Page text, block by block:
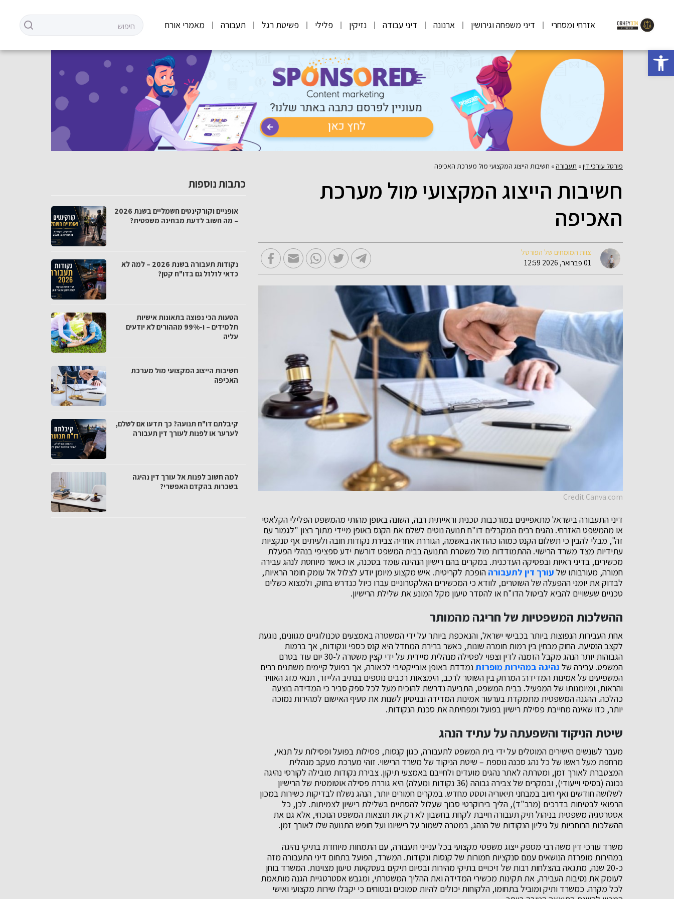
פתח סרגל נגישות
אזרחי ומסחרי דיני משפחה וגירושין ארנונה דיני עבודה נזיקין פלילי פשיטת רגל תעבורה מאמרי אורח
פורטל עורכי דין» תעבורה» חשיבות הייצוג המקצועי מול מערכת האכיפה
חשיבות הייצוג המקצועי מול מערכת
האכיפה
צוות המומחים של הפורטל
01 פברואר, 2026 12:59
Credit Canva.com
דיני התעבורה בישראל מתאפיינים במורכבות טכנית וראייתית רבה, השונה באופן מהותי מהמשפט הפלילי הקלאסי
או מהמשפט האזרחי. נהגים רבים המקבלים דו"ח תנועה נוטים לשלם את הקנס באופן מיידי מתוך רצון "לגמור עם
זה", מבלי להבין כי תשלום הקנס כמוהו כהודאה באשמה, הגוררת אחריה צבירת נקודות חובה ולעיתים אף סנקציות
עתידיות מצד משרד הרישוי. ההתמודדות מול משטרת התנועה בבית המשפט דורשת ידע ספציפי בנהלי הפעלת
מכשירים, בדיני ראיות ובפסיקה העדכנית. במקרים בהם רישיון הנהיגה עומד בסכנה, או כאשר מיוחסת לנהג עבירה
חמורה, מעורבותו של עורך דין לתעבורה הופכת לקריטית. איש מקצוע מיומן יודע לצלול אל עומק חומר הראיות,
לבדוק את יומני ההפעלה של השוטרים, לוודא כי המכשירים האלקטרוניים עברו כיול כנדרש בחוק, ולמצוא כשלים
טכניים שעשויים להביא לביטול הדו"ח או להסדר טיעון מקל המונע את שלילת הרישיון.
ההשלכות המשפטיות של חריגה מהמותר
אחת העבירות הנפוצות ביותר בכבישי ישראל, והנאכפת ביותר על ידי המשטרה באמצעים טכנולוגיים מגוונים, נוגעת
לקצב הנסיעה. החוק מבחין בין רמות חומרה שונות, כאשר ברירת המחדל היא קנס כספי ונקודות, אך ברמות
הגבוהות יותר הנהג מקבל הזמנה לדין וצפוי לפסילה מנהלית מיידית על ידי קצין משטרה ל-30 יום עוד בטרם
המשפט. עבירה של נהיגה במהירות מופרזת נמדדת באופן אובייקטיבי לכאורה, אך בפועל קיימים משתנים רבים
המשפיעים על אמינות המדידה: המרחק בין השוטר לרכב, הימצאות רכבים נוספים בנתיב הלייזר, תנאי מזג האוויר
והראות, ומיומנותו של המפעיל. בבית המשפט, התביעה נדרשת להוכיח מעל לכל ספק סביר כי המדידה בוצעה
כהלכה. ההגנה המשפטית מתמקדת בערעור אמינות המדידה ובניסיון לשנות את סעיף האישום למהירות נמוכה
יותר, כזו שאינה מחייבת פסילת רישיון בפועל ומפחיתה את סכנת הנקודות.
שיטת הניקוד והשפעתה על עתיד הנהג
מעבר לעונשים הישירים המוטלים על ידי בית המשפט לתעבורה, כגון קנסות, פסילות בפועל ופסילות על תנאי,
מרחפת מעל ראשו של כל נהג סכנה נוספת – שיטת הניקוד של משרד הרישוי. זוהי מערכת מעקב מנהלית
המצטברת לאורך זמן, ומטרתה לאתר נהגים מועדים ולחייבם באמצעי תיקון. צבירת נקודות מובילה לקורסי נהיגה
נכונה (בסיסי וייעודי), ובמקרים של צבירה גבוהה (36 נקודות ומעלה) היא גוררת פסילה אוטומטית של הרישיון
לשלושה חודשים ואף חיוב במבחני תיאוריה וטסט מחדש. במקרים חמורים יותר, הנהג נשלח לבדיקות כשירות במכון
הרפואי לבטיחות בדרכים (מרב"ד), הליך בירוקרטי סבוך שעלול להסתיים בשלילת רישיון לצמיתות. לכן, כל
אסטרטגיה משפטית בניהול תיק תעבורה חייבת לקחת בחשבון לא רק את תוצאות המשפט הנוכחי, אלא גם את
ההשלכות הרוחביות על גיליון הנקודות של הנהג, במטרה לשמור על רישיונו ועל חופש התנועה שלו לאורך זמן.
משרד עורכי דין משה רבי מספק ייצוג משפטי מקצועי בכל ענייני תעבורה, עם התמחות מיוחדת בתיקי נהיגה
במהירות מופרזת הנושאים עמם סנקציות חמורות של קנסות ונקודות. המשרד, הפועל בתחום דיני התעבורה מזה
כ-20 שנה, מתגאה בהצלחות רבות של זיכויים בתיקי מהירות ובסיום תיקים בעסקאות טיעון מצוינות. המשרד בוחן
לעומק את נסיבות העבירה, את תקינות מכשירי המדידה ואת ההליך המשטרתי, ומגבש אסטרטגיית הגנה מותאמת
לכל מקרה. כמשרד ותיק ומוביל בתחומו, הלקוחות יכולים להיות סמוכים ובטוחים כי יקבלו שירות מקצועי ואישי
כתבות נוספות
אופניים וקורקינטים חשמליים בשנת 2026
– מה חשוב לדעת מבחינה משפטית?
נקודות תעבורה בשנת 2026 – למה לא
כדאי לזלזל גם בדו"ח קטן?
הטעות הכי נפוצה בתאונות אישיות
תלמידים – ו-99% מההורים לא יודעים
עליה
חשיבות הייצוג המקצועי מול מערכת
האכיפה
קיבלתם דו"ח תנועה? כך תדעו אם לשלם,
לערער או לפנות לעורך דין תעבורה
למה חשוב לפנות אל עורך דין נהיגה
בשכרות בהקדם האפשרי?